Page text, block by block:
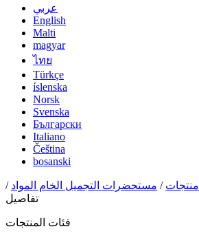
عربي
English
Malti
magyar
ไทย
Türkçe
íslenska
Norsk
Svenska
Български
Italiano
Čeština
bosanski
منتجات / مستحضرات التجميل الخام المواد /
تفاصيل
فئات المنتجات